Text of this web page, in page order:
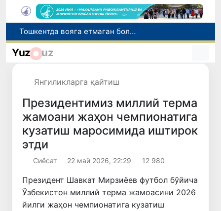
Ўзбекистонликлар соғлиқни сақлаш хизматларига ярим йилда 11 трлн сўмдан зиёд маблағ сарфлади
Нодавлат олийгоҳларга талабалар ўқишини кўчириш муддати 10 августга қадар узайтирилди
Yuz uz
Янгиликларга қайтиш
Президентимиз миллий терма
жамоани жаҳон чемпионатига
кузатиш маросимида иштирок
этди
Сиёсат 22 май 2026, 22:29 12 980
Президент Шавкат Мирзиёев футбол бўйича
Ўзбекистон миллий терма жамоасини 2026
йилги жаҳон чемпионатига кузатиш